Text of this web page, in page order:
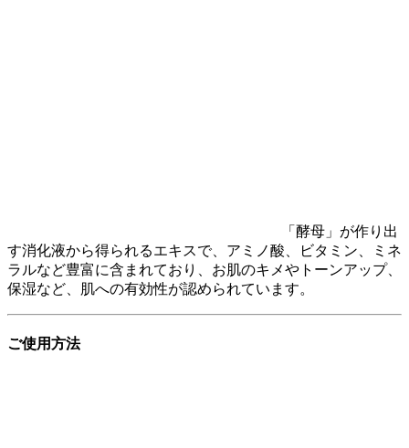
「酵母」が作り出
す消化液から得られるエキスで、アミノ酸、ビタミン、ミネ
ラルなど豊富に含まれており、お肌のキメやトーンアップ、
保湿など、肌への有効性が認められています。
ご使用方法